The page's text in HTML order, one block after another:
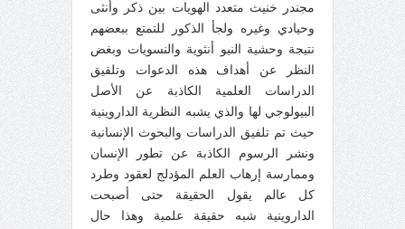
مجندر خنيث متعدد الهويات بين ذكر وأنثى
وحيادي وغيره ولجأ الذكور للتمتع ببعضهم
نتيجة وحشية النيو أنثوية والنسويات وبغض
النظر عن أهداف هذه الدعوات وتلفيق
الدراسات العلمية الكاذبة عن الأصل
البيولوجي لها والذي يشبه النظرية الداروينية
حيث تم تلفيق الدراسات والبحوث الإنسانية
ونشر الرسوم الكاذبة عن تطور الإنسان
وممارسة إرهاب العلم المؤدلج لعقود وطرد
كل عالم يقول الحقيقة حتى أصبحت
الداروينية شبه حقيقة علمية وهذا حال